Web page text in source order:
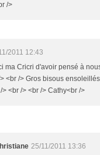
/>
2011 12:43
ma Cricri d'avoir pensé à
<br /> Gros bisous
<br /> <br /> Cathy<br />
25/11/2011 13:36